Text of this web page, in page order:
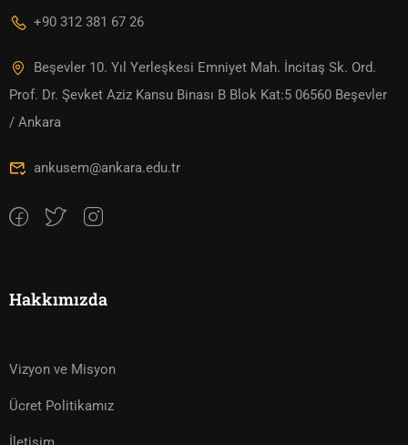
+90 312 381 67 26
Beşevler 10. Yıl Yerleşkesi Emniyet Mah. İncitaş Sk. Ord.
Prof. Dr. Şevket Aziz Kansu Binası B Blok Kat:5 06560 Beşevler
/ Ankara
ankusem@ankara.edu.tr
Hakkımızda
Vizyon ve Misyon
Ücret Politikamız